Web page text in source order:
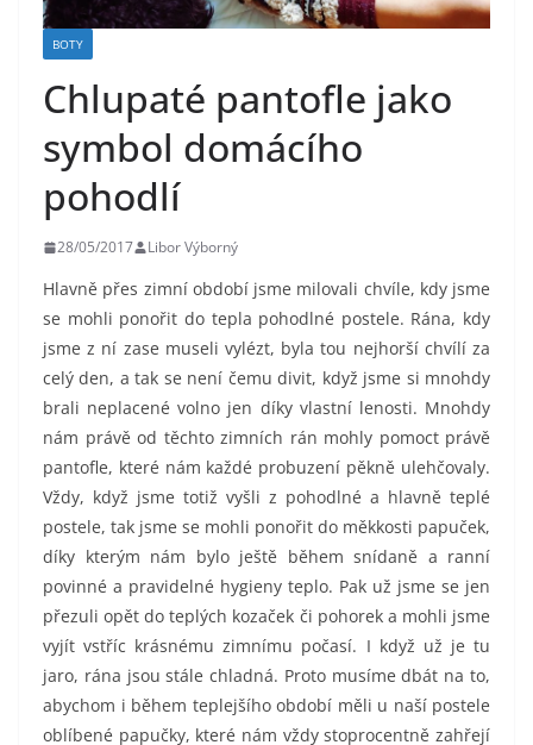
BOTY
Chlupaté pantofle jako
symbol domácího
pohodlí
28/05/2017 Libor Výborný
Hlavně přes zimní období jsme milovali chvíle, kdy jsme
se mohli ponořit do tepla pohodlné postele. Rána, kdy
jsme z ní zase museli vylézt, byla tou nejhorší chvílí za
celý den, a tak se není čemu divit, když jsme si mnohdy
brali neplacené volno jen díky vlastní lenosti. Mnohdy
nám právě od těchto zimních rán mohly pomoct právě
pantofle, které nám každé probuzení pěkně ulehčovaly.
Vždy, když jsme totiž vyšli z pohodlné a hlavně teplé
postele, tak jsme se mohli ponořit do měkkosti papuček,
díky kterým nám bylo ještě během snídaně a ranní
povinné a pravidelné hygieny teplo. Pak už jsme se jen
přezuli opět do teplých kozaček či pohorek a mohli jsme
vyjít vstříc krásnému zimnímu počasí. I když už je tu
jaro, rána jsou stále chladná. Proto musíme dbát na to,
abychom i během teplejšího období měli u naší postele
oblíbené papučky, které nám vždy stoprocentně zahřejí